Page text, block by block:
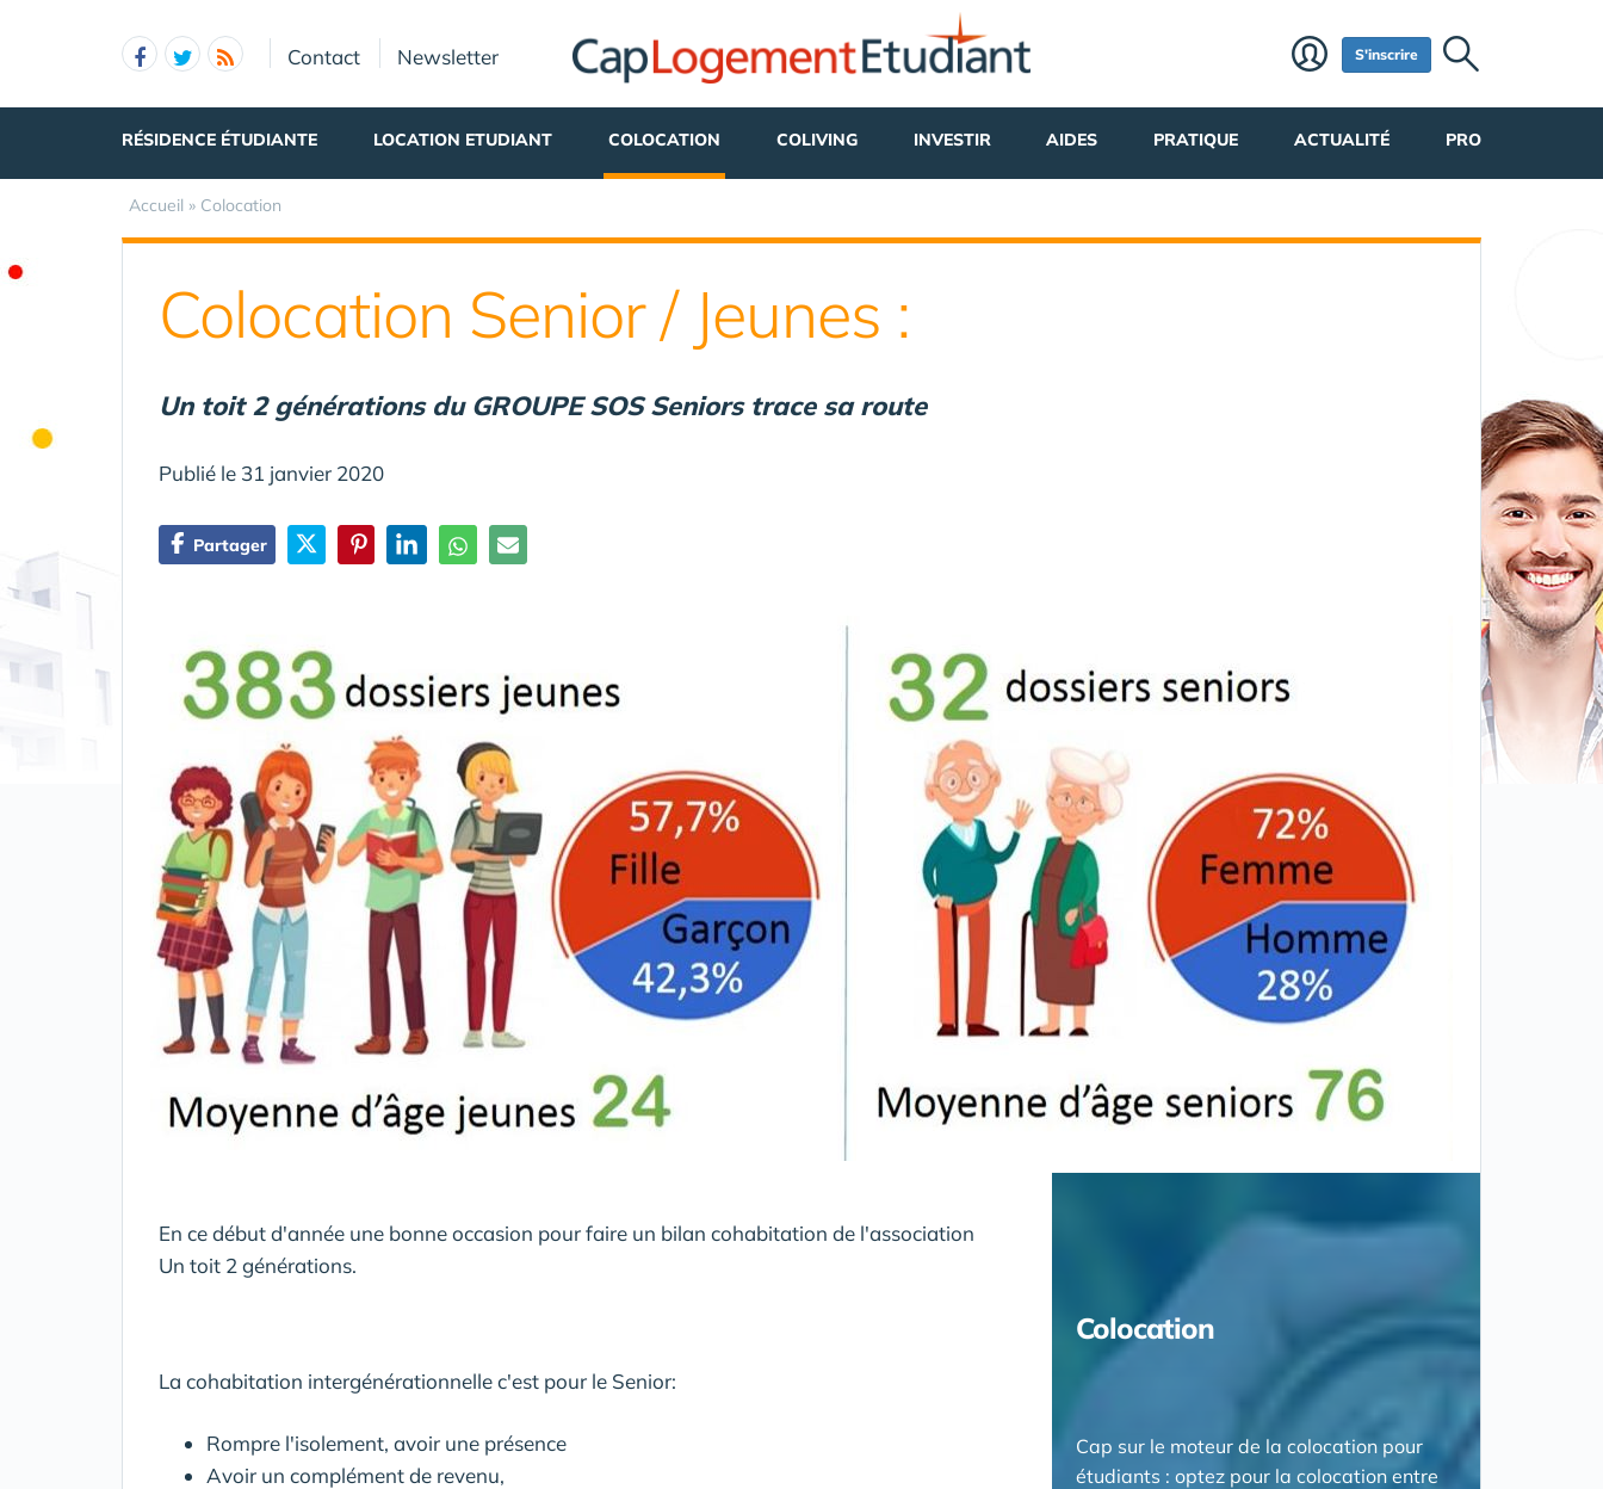
Contact Newsletter S'inscrire
RÉSIDENCE ÉTUDIANTE LOCATION ETUDIANT COLOCATION COLIVING INVESTIR AIDES PRATIQUE ACTUALITÉ PRO
Accueil » Colocation
Colocation Senior / Jeunes :
Un toit 2 générations du GROUPE SOS Seniors trace sa route
Publié le 31 janvier 2020
Partager
En ce début d'année une bonne occasion pour faire un bilan cohabitation de l'association
Un toit 2 générations.
La cohabitation intergénérationnelle c'est pour le Senior:
Rompre l'isolement, avoir une présence
Avoir un complément de revenu,
Colocation
Cap sur le moteur de la colocation pour
étudiants : optez pour la colocation entre